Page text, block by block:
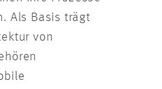
Als Basis trägt
von